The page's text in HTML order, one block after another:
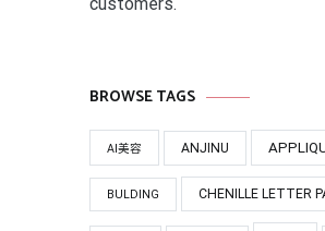
BROWSE TAGS
AI美容 ANJINU
BULDING CHENILLE LETTER